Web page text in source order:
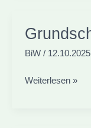
BiW / 12.10.2025
Grundschule
Weiterlesen »